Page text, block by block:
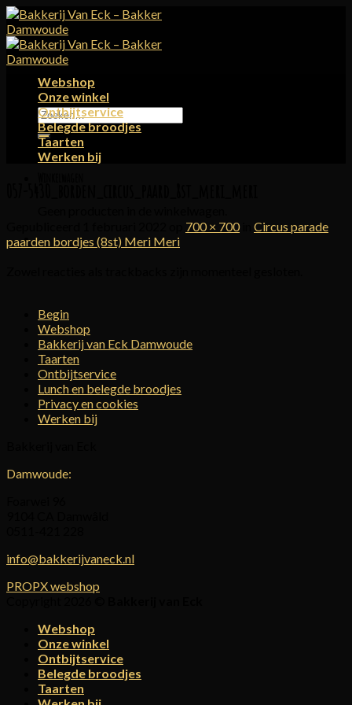
Skip
to
content
Zoeken
naar:
Webshop
Onze winkel
Ontbijtservice
Belegde broodjes
Taarten
Werken bij
700 × 700in Circus parade
paarden bordjes (8st) Meri Meri
Begin
Webshop
Bakkerij van Eck Damwoude
Taarten
Ontbijtservice
Lunch en belegde broodjes
Privacy en cookies
Werken bij
Damwoude:
info@bakkerijvaneck.nl
PROPX webshop
Webshop
Onze winkel
Ontbijtservice
Belegde broodjes
Taarten